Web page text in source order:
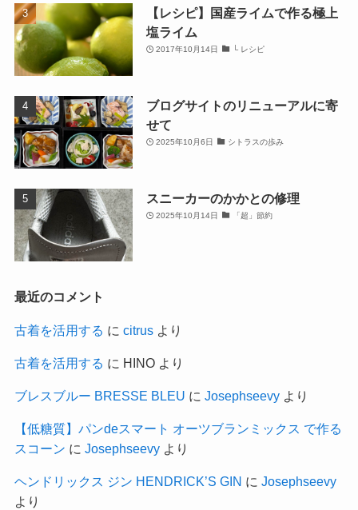
【レシピ】国産ライムで作る極上
塩ライム
2017年10月14日 └ レシピ
ブログサイトのリニューアルに寄
せて
2025年10月6日 シトラスの歩み
スニーカーのかかとの修理
2025年10月14日 「超」節約
最近のコメント
古着を活用する に citrusより
古着を活用する に HINOより
ブレスブルー BRESSE BLEU に Josephseevyより
【低糖質】パンdeスマート オーツブランミックス で作る
スコーン に Josephseevyより
ヘンドリックス ジン HENDRICK’S GIN に Josephseevy
より